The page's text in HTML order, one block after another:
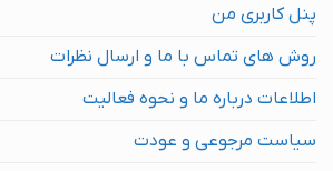
پنل کاربری من
روش های تماس با ما و ارسال نظرات
اطلاعات درباره ما و نحوه فعالیت
سیاست مرجوعی و عودت